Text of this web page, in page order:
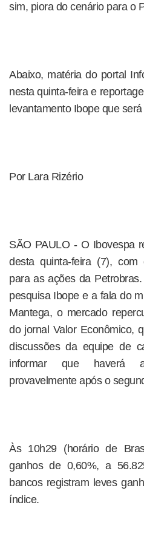
sim, piora do cenário para o
Abaixo, matéria do portal
nesta quinta-feira e
levantamento Ibope que
Por Lara Rizério
SÃO PAULO - O Ibovespa
desta quinta-feira (7),
para as ações da
pesquisa Ibope e a fala do
Mantega, o mercado
do jornal Valor Econômico,
discussões da equipe de
informar que haverá
provavelmente após o
Às 10h29 (horário de
ganhos de 0,60%, a
bancos registram leves
índice.